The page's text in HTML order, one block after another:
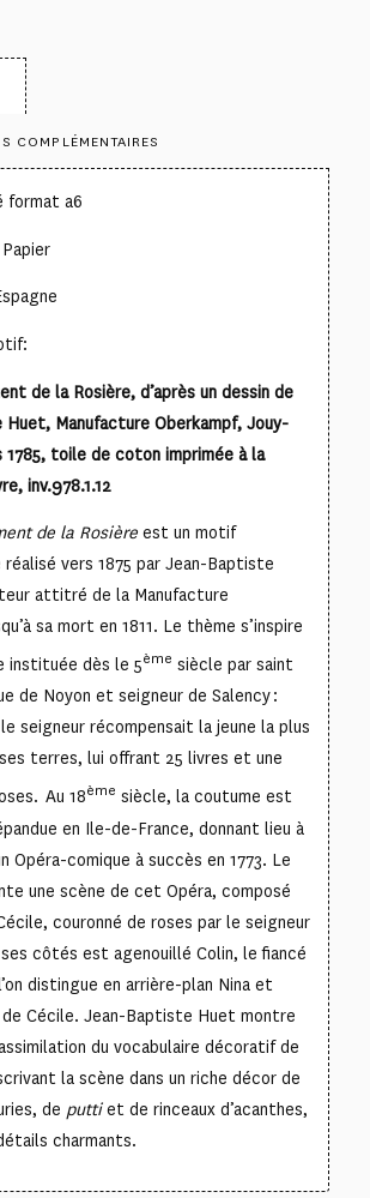
COMPLÉMENTAIRES
format a6
de la Rosière, d’après un dessin de
Manufacture Oberkampf, Jouy-
1785, toile de coton imprimée à la
inv.978.1.12
de la Rosièreest un motif
vers 1875 par Jean-Baptiste
attitré de la Manufacture
sa mort en 1811. Le thème s’inspire
instituée dès le 5ème siècle par saint
de Noyon et seigneur de Salency :
seigneur récompensait la jeune la plus
terres, lui offrant 25 livres et une
Au 18ème siècle, la coutume est
en Ile-de-France, donnant lieu à
Opéra-comique à succès en 1773. Le
une scène de cet Opéra, composé
couronné de roses par le seigneur
ses côtés est agenouillé Colin, le fiancé
distingue en arrière-plan Nina et
Cécile. Jean-Baptiste Huet montre
du vocabulaire décoratif de
la scène dans un riche décor de
de puttiet de rinceaux d’acanthes,
charmants.